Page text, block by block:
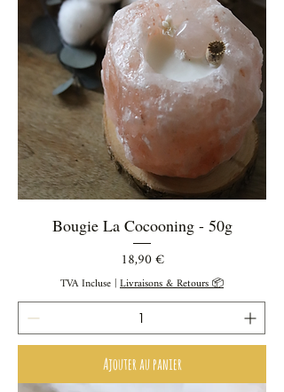
Bougie La Cocooning - 50g
Prix
18,90 €
TVA Incluse|Livraisons & Retours 📦
Ajouter au panier